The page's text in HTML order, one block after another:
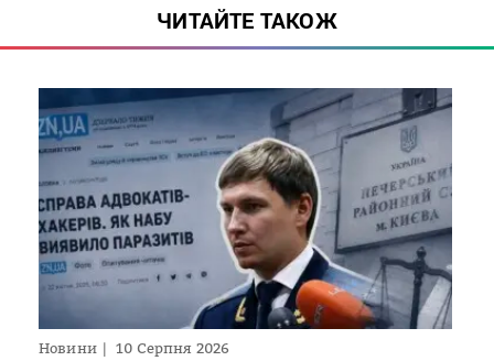
ЧИТАЙТЕ ТАКОЖ
Новини 10 Серпня 2026